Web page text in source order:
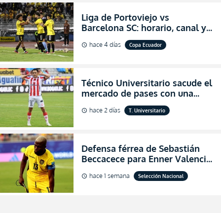
Liga de Portoviejo vs
Barcelona SC: horario, canal y
dónde ver EN VIVO los octavos
de final de la Copa Ecuador
schedule hace 4 días Copa Ecuador
Técnico Universitario sacude el
mercado de pases con una
verdadera revolución para
asegurar la permanencia
schedule hace 2 días T. Universitario
Defensa férrea de Sebastián
Beccacece para Enner Valencia
al indicar que era el hombre
indicado para Ecuador
schedule hace 1 semana Selección Nacional